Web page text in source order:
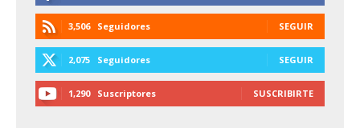
3,506 Seguidores SEGUIR
2,075 Seguidores SEGUIR
1,290 Suscriptores SUSCRIBIRTE